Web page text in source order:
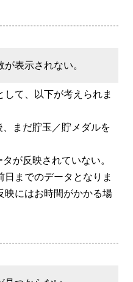
表示されない。
して、以下が考えられま
まだ貯玉／貯メダルを
が反映されていない。
までのデータとなりま
映にはお時間がかかる場